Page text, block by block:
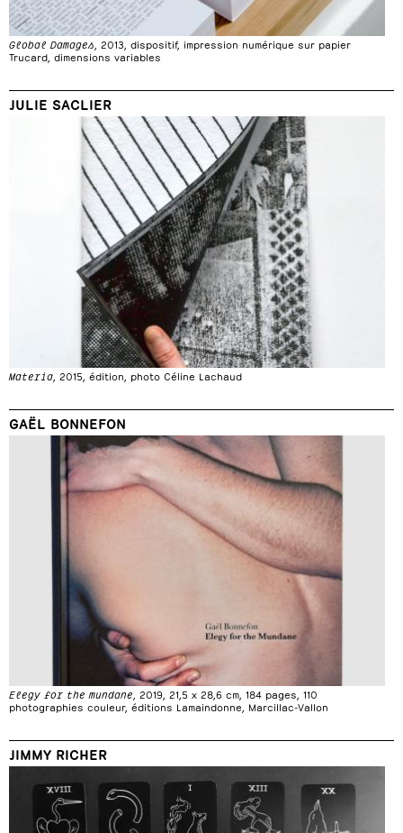
Global Damages , 2013, dispositif, impression numérique sur papier
Trucard, dimensions variables
JULIE SACLIER
Materia , 2015, édition, photo Céline Lachaud
GAËL BONNEFON
Elegy for the mundane, 2019, 21,5 x 28,6 cm, 184 pages, 110
photographies couleur, éditions Lamaindonne, Marcillac-Vallon
JIMMY RICHER